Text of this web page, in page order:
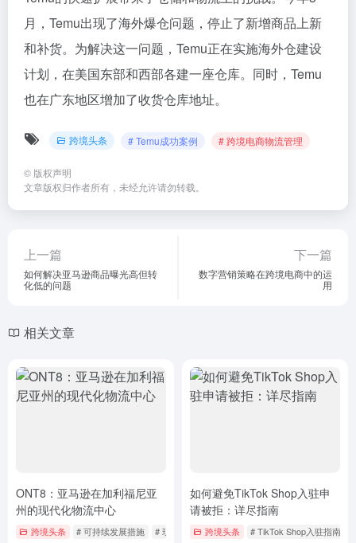
月，Temu出现了海外爆仓问题，停止了新增商品上新
和补货。为解决这一问题，Temu正在实施海外仓建设
计划，在美国东部和西部各建一座仓库。同时，Temu
也在广东地区增加了收货仓库地址。
跨境头条 # Temu成功案例 # 跨境电商物流管理
© 版权声明
文章版权归作者所有，未经允许请勿转载。
上一篇
如何解决亚马逊商品曝光高但转
化低的问题
下一篇
数字营销策略在跨境电商中的运
用
相关文章
ONT8：亚马逊在加利福尼亚
州的现代化物流中心
跨境头条 # 可持续发展措施 # 现代化物流技术
如何避免TikTok Shop入驻申
请被拒：详尽指南
跨境头条 # TikTok Shop入驻指南